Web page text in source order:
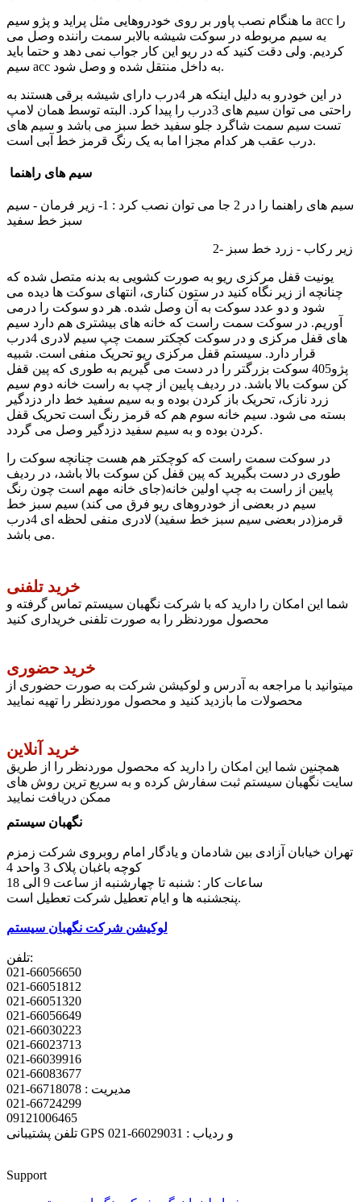
ما هنگام نصب پاور بر روی خودروهایی مثل پراید و پژو سیم acc را
به سیم مربوطه در سوکت شیشه بالابر سمت راننده وصل می
کردیم. ولی دقت کنید که در ریو این کار جواب نمی دهد و حتما باید
سیم acc به داخل منتقل شده و وصل شود.
در این خودرو به دلیل اینکه هر 4درب دارای شیشه برقی هستند به
راحتی می توان سیم های 3درب را پیدا کرد. البته توسط همان لامپ
تست سیم سمت شاگرد جلو سفید خط سبز می باشد و سیم های
درب عقب هر کدام مجزا اما به یک رنگ قرمز خط آبی است.
سیم های راهنما
سیم های راهنما را در 2 جا می توان نصب کرد : 1- زیر فرمان - سیم
سبز خط سفید
2- زیر رکاب - زرد خط سبز
یونیت قفل مرکزی ریو به صورت کشویی به بدنه متصل شده که
چنانچه از زیر نگاه کنید در ستون کناری، انتهای سوکت ها دیده می
شود و دو عدد سوکت به آن وصل شده. هر دو سوکت را درمی
آوریم. در سوکت سمت راست که خانه های بیشتری هم دارد سیم
های قفل مرکزی و در سوکت کچکتر سمت چپ سیم لادری 4درب
قرار دارد. سیستم قفل مرکزی ریو تحریک منفی است. شبیه
پژو405 سوکت بزرگتر را در دست می گیریم به طوری که پین قفل
کن سوکت بالا باشد. در ردیف پایین از چپ به راست خانه دوم سیم
زرد نازک، تحریک باز کردن بوده و به سیم سفید خط دار دزدگیر
بسته می شود. سیم خانه سوم هم که قرمز رنگ است تحریک قفل
کردن بوده و به سیم سفید دزدگیر وصل می گردد.
در سوکت سمت راست که کوچکتر هم هست چنانچه سوکت را
طوری در دست بگیرید که پین قفل کن سوکت بالا باشد، در ردیف
پایین از راست به چپ اولین خانه(جای خانه مهم است چون رنگ
سیم در بعضی از خودروهای ریو فرق می کند) سیم سبز خط
قرمز(در بعضی سیم سبز خط سفید) لادری منفی لحظه ای 4درب
می باشد.
خرید تلفنی
شما این امکان را دارید که با شرکت نگهبان سیستم تماس گرفته و
محصول موردنظر را به صورت تلفنی خریداری کنید
خرید حضوری
میتوانید با مراجعه به آدرس و لوکیشن شرکت به صورت حضوری از
محصولات ما بازدید کنید و محصول موردنظر را تهیه نمایید
خرید آنلاین
همچنین شما این امکان را دارید که محصول موردنظر را از طریق
سایت نگهبان سیستم ثبت سفارش کرده و به سریع ترین روش های
ممکن دریافت نمایید
نگهبان سیستم
تهران خیابان آزادی بین شادمان و یادگار امام روبروی شرکت زمزم
کوچه باغبان پلاک 3 واحد 4
پنجشنبه ها و ایام تعطیل شرکت تعطیل است.
لوکیشن شرکت نگهبان سیستم
تلفن:
021-66056650
021-66051812
021-66051320
021-66056649
021-66030223
021-66023713
021-66039916
021-66083677
مدیریت : 66718078-021
021-66724299
09121006465
تلفن پشتیبانی GPS و ردیاب : 66029031-021
Support